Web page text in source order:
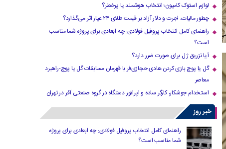
لوازم استوک کامیون؛ انتخاب هوشمند یا پرخطر؟
چطور مالیات، اجرت و دلار آزاد بر قیمت طلای ۲۴ عیار اثر می‌گذارد؟
راهنمای کامل انتخاب پروفیل فولادی: چه ابعادی برای پروژه شما مناسب
است؟
آیا تزریق ژل برای صورت ضرر دارد​؟
گل یا پوچ بازی کردن هادی حجازی‌فر با قهرمان مسابقات گل یا پوچ-راهبرد
معاصر
استخدام جوشکار، کارگر ساده و اپراتور دستگاه در گروه صنعتی آفر در تهران
خبر روز
راهنمای کامل انتخاب پروفیل فولادی: چه ابعادی برای پروژه
شما مناسب است؟